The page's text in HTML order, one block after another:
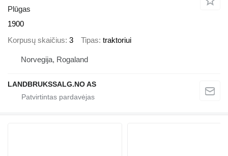
Plūgas
1900
Korpusų skaičius 3 Tipas traktoriui
Norvegija, Rogaland
LANDBRUKSSALG.NO AS